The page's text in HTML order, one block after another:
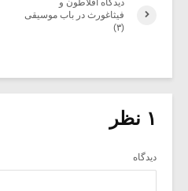
دیدگاه افلاطون و
فیثاغورث در باب موسیقی
(۳)
۱ نظر
دیدگاه